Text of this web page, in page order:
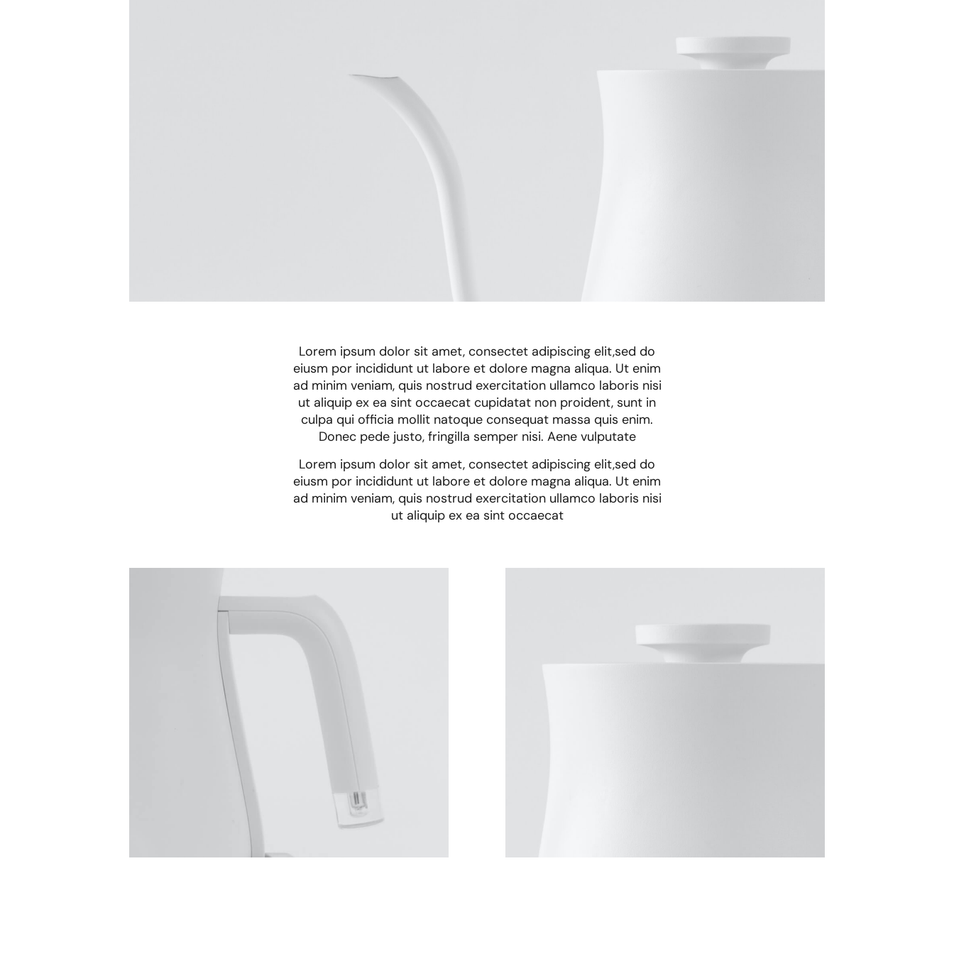
Lorem ipsum dolor sit amet, consectet adipiscing elit,sed do
eiusm por incididunt ut labore et dolore magna aliqua. Ut enim
ad minim veniam, quis nostrud exercitation ullamco laboris nisi
ut aliquip ex ea sint occaecat cupidatat non proident, sunt in
culpa qui officia mollit natoque consequat massa quis enim.
Donec pede justo, fringilla semper nisi. Aene vulputate
Lorem ipsum dolor sit amet, consectet adipiscing elit,sed do
eiusm por incididunt ut labore et dolore magna aliqua. Ut enim
ad minim veniam, quis nostrud exercitation ullamco laboris nisi
ut aliquip ex ea sint occaecat